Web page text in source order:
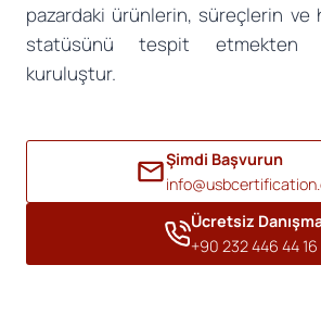
pazardaki ürünlerin, süreçlerin ve
statüsünü tespit etmekten
kuruluştur.
Şimdi Başvurun
Ücretsiz
+90 232 446 44 16